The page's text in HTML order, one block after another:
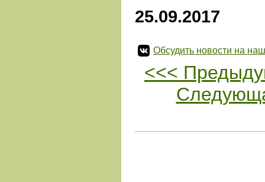
25.09.2017
Обсудить новости на
<<<